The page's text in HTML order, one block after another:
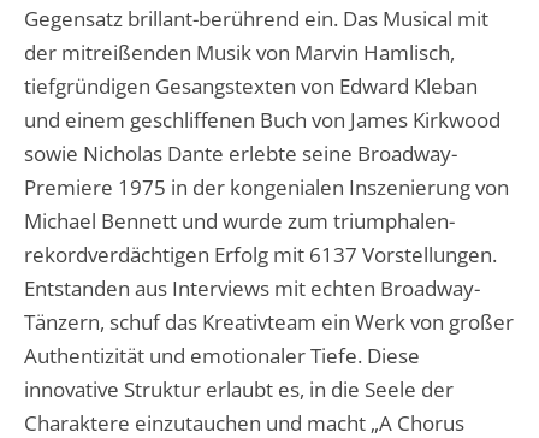
Gegensatz brillant-berührend ein. Das Musical mit
der mitreißenden Musik von Marvin Hamlisch,
tiefgründigen Gesangstexten von Edward Kleban
und einem geschliffenen Buch von James Kirkwood
sowie Nicholas Dante erlebte seine Broadway-
Premiere 1975 in der kongenialen Inszenierung von
Michael Bennett und wurde zum triumphalen-
rekordverdächtigen Erfolg mit 6137 Vorstellungen.
Entstanden aus Interviews mit echten Broadway-
Tänzern, schuf das Kreativteam ein Werk von großer
Authentizität und emotionaler Tiefe. Diese
innovative Struktur erlaubt es, in die Seele der
Charaktere einzutauchen und macht „A Chorus